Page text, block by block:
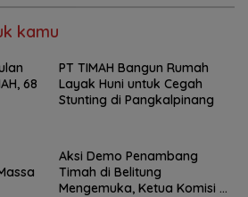
kamu
68
PT TIMAH Bangun Rumah
Layak Huni untuk Cegah
Stunting di Pangkalpinang
Aksi Demo Penambang
Timah di Belitung
Mengemuka, Ketua Komisi XII